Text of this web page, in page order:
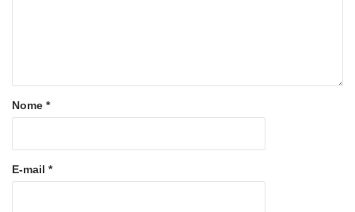
Nome *
E-mail *